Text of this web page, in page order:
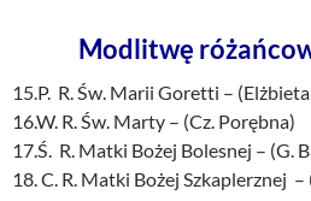
Modlitwę
15.P. R. Św. Marii Goretti –
16.W. R. Św. Marty – (Cz. Porębna)
17.Ś. R. Matki Bożej Bolesnej – (G.
18. C. R. Matki Bożej Szkaplerznej –